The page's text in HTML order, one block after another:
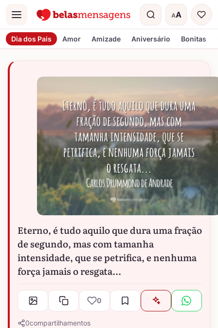
Menu AA
Tamanho do
Dia dos Pais Amor Amizade Aniversário Bonitas
Eterno, é tudo aquilo que dura uma fração
de segundo, mas com tamanha
intensidade, que se petrifica, e nenhuma
força jamais o resgata...
0
0compartilhamentos